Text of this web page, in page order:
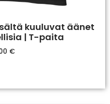
kuuluvat äänet
| T-paita
€